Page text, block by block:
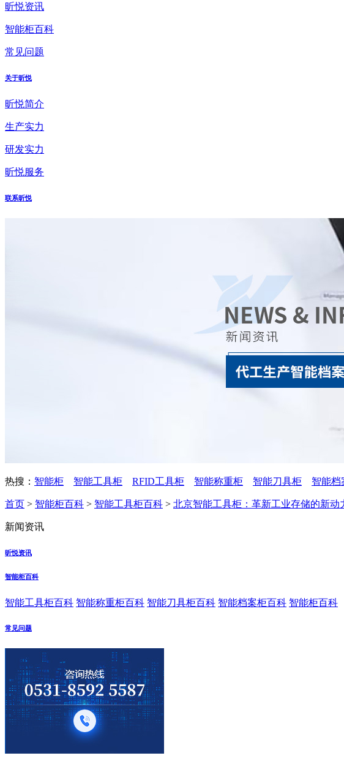
昕悦资讯
智能柜百科
常见问题
关于昕悦
昕悦简介
生产实力
研发实力
昕悦服务
联系昕悦
热搜： 智能柜 智能工具柜 RFID工具柜 智能称重柜 智能刀具柜 智能档
首页 > 智能柜百科 > 智能工具柜百科 > 北京智能工具柜：革新工业存储的新动
新闻资讯
昕悦资讯
智能柜百科
智能工具柜百科 智能称重柜百科 智能刀具柜百科 智能档案柜百科 智能柜百科
常见问题